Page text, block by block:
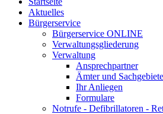
Aktuelles
Bürgerservice
Bürgerservice ONLINE
Verwaltungsgliederung
Verwaltung
Ansprechpartner
Ämter und Sachgebiete
Ihr Anliegen
Formulare
Notrufe - Defibrillatoren -